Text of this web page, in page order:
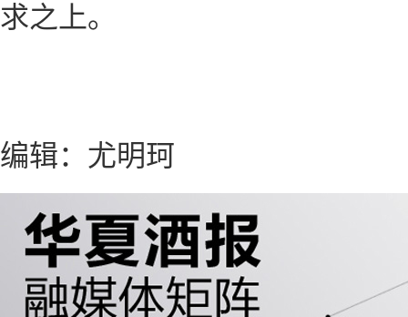
求之上。
编辑：尤明珂